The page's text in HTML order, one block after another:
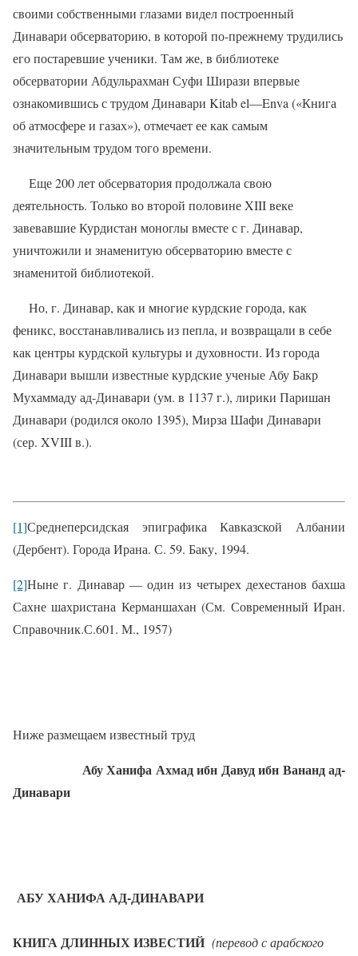
своими собственными глазами видел построенный
Динавари обсерваторию, в которой по-прежнему трудились
его постаревшие ученики. Там же, в библиотеке
обсерватории Абдульрахман Суфи Ширази впервые
ознакомившись с трудом Динавари Kitabel—Enva («Книга
об атмосфере и газах»), отмечает ее как самым
значительным трудом того времени.
Еще 200 лет обсерватория продолжала свою
деятельность. Только во второй половинеXIIIвеке
завевавшие Курдистан моноглы вместе с г. Динавар,
уничтожили и знаменитую обсерваторию вместе с
знаменитой библиотекой.
Но, г. Динавар, как и многие курдские города, как
феникс, восстанавливались из пепла, и возвращали в себе
как центры курдской культуры и духовности. Из города
Динавари вышли известные курдские ученые Абу Бакр
Мухаммаду ад-Динавари (ум. в 1137 г.), лирики Паришан
Динавари (родился около 1395), Мирза Шафи Динавари
(сер. XVIII в.).
[1]Среднеперсидская эпиграфика Кавказской Албании
(Дербент). Города Ирана. С. 59. Баку, 1994.
[2]Ныне г. Динавар — один из четырех дехестанов бахша
Сахне шахристана Керманшахан (См. Современный Иран.
Справочник.С.601. М., 1957)
Ниже размещаем известный труд
Абу Ханифа Ахмад ибн Давуд ибн Вананд ад-
Динавари
АБУ ХАНИФА АД-ДИНАВАРИ
КНИГА ДЛИННЫХ ИЗВЕСТИЙ (перевод с арабского